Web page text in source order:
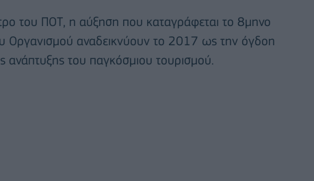
του ΠΟΤ, η αύξηση που καταγράφεται το 8μηνο
Οργανισμού αναδεικνύουν το 2017 ως την όγδοη
ανάπτυξης του παγκόσμιου τουρισμού.